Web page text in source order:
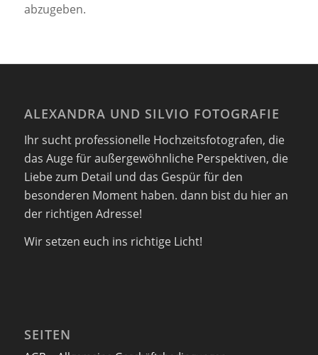
abzugeben.
ALEXANDRA UND SILVIO FOTOGRAFIE
Ihr sucht professionelle Hochzeitsfotografen, die
das Auge für außergewöhnliche Perspektiven, die
Liebe zum Detail und das Gespür für den
besonderen Moment haben. dann bist du hier an
der richtigen Adresse!
Wir setzen euch ins richtige Licht!
SEITEN